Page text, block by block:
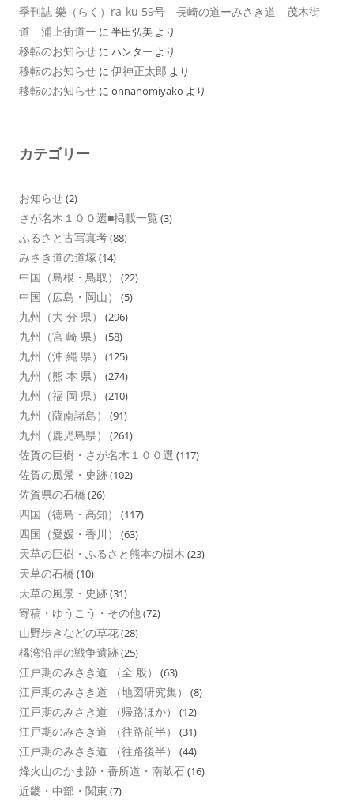
季刊誌 樂（らく）ra-ku 59号 長崎の道ーみさき道 茂木街
道 浦上街道ー に 半田弘美 より
移転のお知らせ に ハンター より
移転のお知らせ に 伊神正太郎 より
移転のお知らせ に onnanomiyako より
カテゴリー
お知らせ(2)
さが名木１００選■掲載一覧 (3)
ふるさと古写真考(88)
みさき道の道塚 (14)
中国（島根・鳥取） (22)
中国（広島・岡山） (5)
九州（大 分 県） (296)
九州（宮 崎 県） (58)
九州（沖 縄 県） (125)
九州（熊 本 県） (274)
九州（福 岡 県） (210)
九州（薩南諸島） (91)
九州（鹿児島県） (261)
佐賀の巨樹・さが名木１００選 (117)
佐賀の風景・史跡(102)
佐賀県の石橋 (26)
四国（徳島・高知） (117)
四国（愛媛・香川） (63)
天草の巨樹・ふるさと熊本の樹木 (23)
天草の石橋 (10)
天草の風景・史跡(31)
寄稿・ゆうこう・その他(72)
山野歩きなどの草花(28)
橘湾沿岸の戦争遺跡(25)
江戸期のみさき道 （全 般） (63)
江戸期のみさき道 （地図研究集） (8)
江戸期のみさき道 （帰路ほか） (12)
江戸期のみさき道 （往路前半） (31)
江戸期のみさき道 （往路後半） (44)
烽火山のかま跡・番所道・南畝石(16)
近畿・中部・関東 (7)